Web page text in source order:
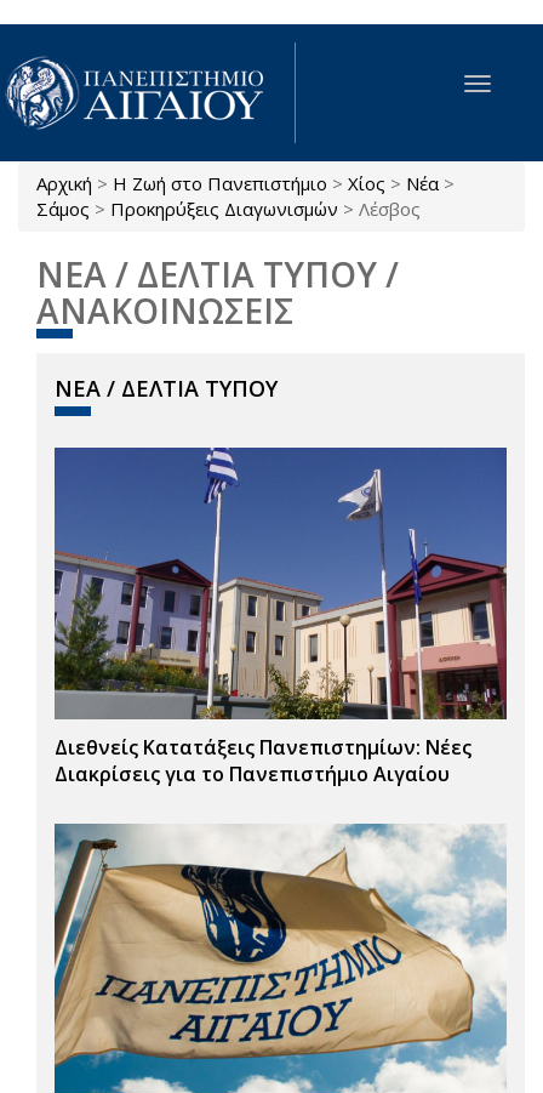
Παράκαμψη προς το κυρίως περιεχόμενο
Toggle
Είστε εδώ
Αρχική > Η Ζωή στο Πανεπιστήμιο > Χίος > Νέα >
Σάμος > Προκηρύξεις Διαγωνισμών > Λέσβος
ΝΕΑ / ΔΕΛΤΙΑ ΤΥΠΟΥ /
ΑΝΑΚΟΙΝΩΣΕΙΣ
ΝΕΑ / ΔΕΛΤΙΑ ΤΥΠΟΥ
Διεθνείς Κατατάξεις Πανεπιστημίων: Νέες
Διακρίσεις για το Πανεπιστήμιο Αιγαίου